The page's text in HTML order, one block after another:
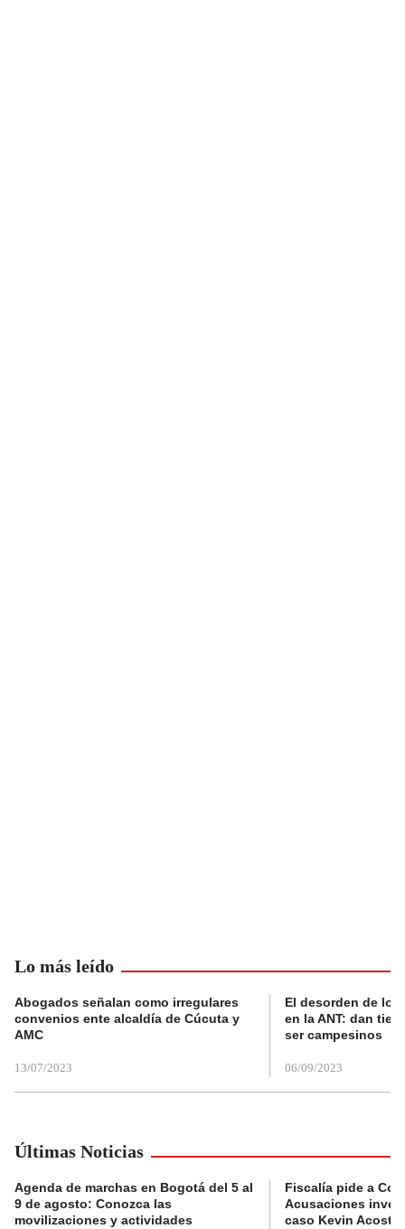
Lo más leído
Abogados señalan como irregulares
convenios ente alcaldía de Cúcuta y
AMC
13/07/2023
El desorden de
en la ANT: dan
ser campesinos
06/09/2023
Últimas Noticias
Agenda de marchas en Bogotá del 5 al
9 de agosto: Conozca las
movilizaciones y actividades
Fiscalía pide a
Acusaciones
caso Kevin Acosta